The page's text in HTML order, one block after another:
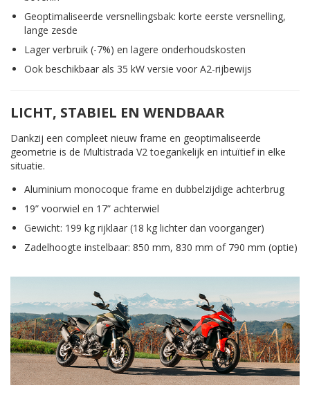
Geoptimaliseerde versnellingsbak: korte eerste versnelling,
lange zesde
Lager verbruik (-7%) en lagere onderhoudskosten
Ook beschikbaar als 35 kW versie voor A2-rijbewijs
LICHT, STABIEL EN WENDBAAR
Dankzij een compleet nieuw frame en geoptimaliseerde
geometrie is de Multistrada V2 toegankelijk en intuïtief in elke
situatie.
Aluminium monocoque frame en dubbelzijdige achterbrug
19” voorwiel en 17” achterwiel
Gewicht: 199 kg rijklaar (18 kg lichter dan voorganger)
Zadelhoogte instelbaar: 850 mm, 830 mm of 790 mm (optie)